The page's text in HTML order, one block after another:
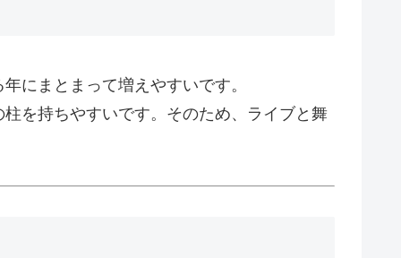
にまとまって増えやすいです。
を持ちやすいです。そのため、ライブと舞